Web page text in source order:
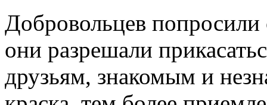
Добровольцев попросили
они разрешали
друзьям, знакомым и